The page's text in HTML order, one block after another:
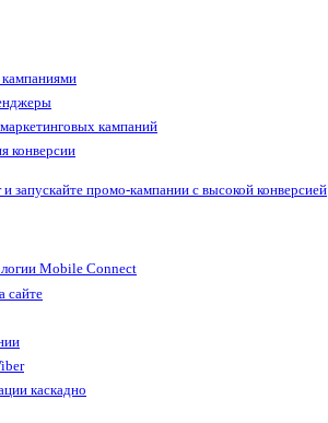
кампаний
конверсии
запускайте промо-кампании с высокой конверсией
Mobile Connect
сайте
каскадно